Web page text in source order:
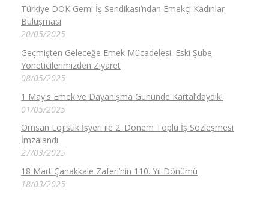
Türkiye DOK Gemi İş Sendikası’ndan Emekçi Kadınlar
Buluşması
20/05/2025
Geçmişten Geleceğe Emek Mücadelesi: Eski Şube
Yöneticilerimizden Ziyaret
08/05/2025
1 Mayıs Emek ve Dayanışma Gününde Kartal’daydık!
01/05/2025
Omsan Lojistik İşyeri ile 2. Dönem Toplu İş Sözleşmesi
İmzalandı
27/03/2025
18 Mart Çanakkale Zaferi’nin 110. Yıl Dönümü
18/03/2025